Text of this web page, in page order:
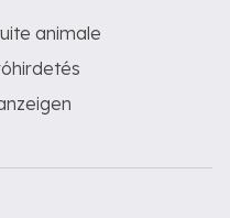
animale